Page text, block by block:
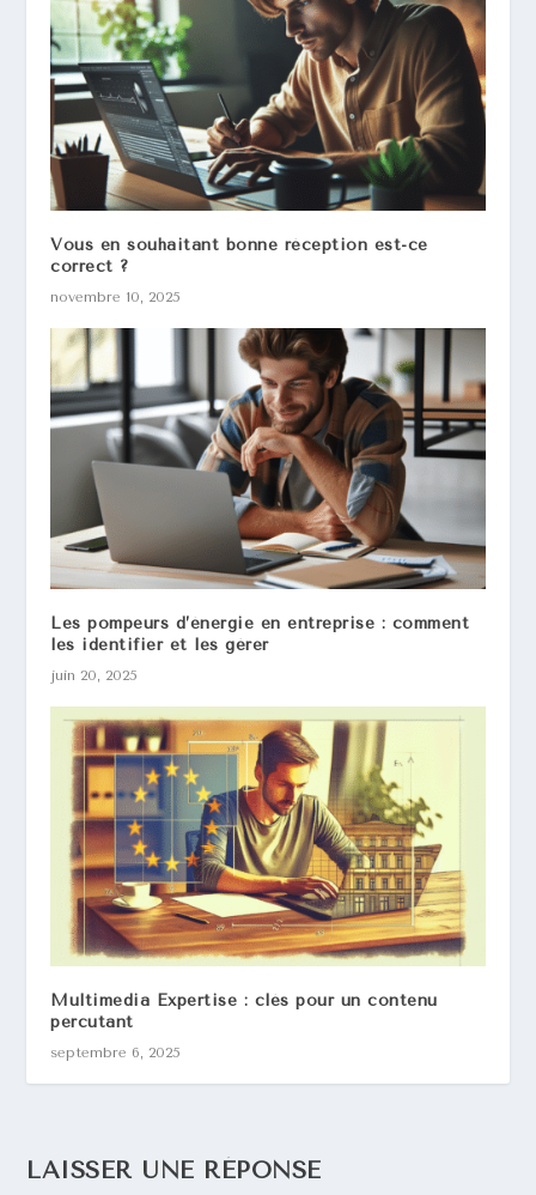
Vous en souhaitant bonne réception est-ce
correct ?
novembre 10, 2025
Les pompeurs d’énergie en entreprise : comment
les identifier et les gérer
juin 20, 2025
Multimedia Expertise : clés pour un contenu
percutant
septembre 6, 2025
LAISSER UNE RÉPONSE